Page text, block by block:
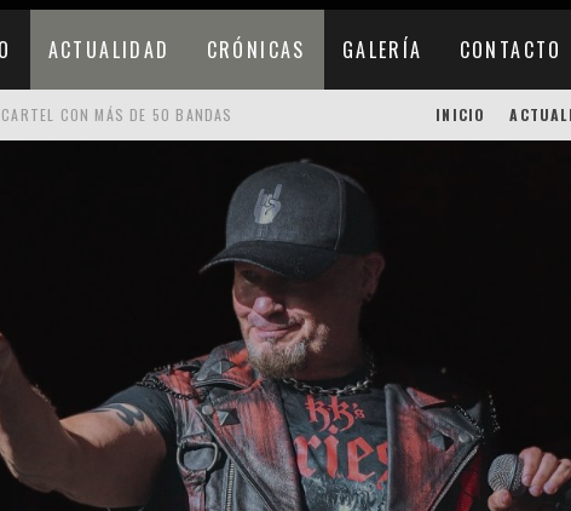
ACTUALIDAD CRÓNICAS GALERÍA CONTACTO
CONFIRMACIONES
REGRESA CON “UP THE WHORES!”
PARA LA CITA MÁS SALVAJE DEL METAL EXTREMO
Y NUEVA BATERISTA PARA HONRAR A NEIL PEART
HEAVY METALERA EN PALMA
OWENS: “MI VOZ ESTÁ EN MEJOR ESTADO QUE NUNCA”
INICIO